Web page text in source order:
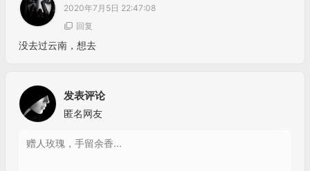
2020年7月5日 22:47:08
回复
没去过云南，想去
发表评论
匿名网友